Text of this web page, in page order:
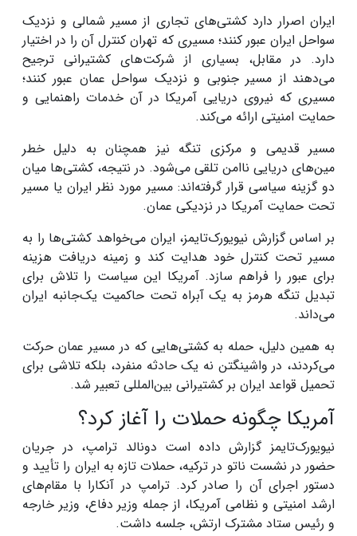
ایران اصرار دارد کشتی‌های تجاری از مسیر شمالی و نزدیک
سواحل ایران عبور کنند؛ مسیری که تهران کنترل آن را در اختیار
دارد. در مقابل، بسیاری از شرکت‌های کشتیرانی ترجیح
می‌دهند از مسیر جنوبی و نزدیک سواحل عمان عبور کنند؛
مسیری که نیروی دریایی آمریکا در آن خدمات راهنمایی و
حمایت امنیتی ارائه می‌کند.
مسیر قدیمی و مرکزی تنگه نیز همچنان به دلیل خطر
مین‌های دریایی ناامن تلقی می‌شود. در نتیجه، کشتی‌ها میان
دو گزینه سیاسی قرار گرفته‌اند: مسیر مورد نظر ایران یا مسیر
تحت حمایت آمریکا در نزدیکی عمان.
بر اساس گزارش نیویورک‌تایمز، ایران می‌خواهد کشتی‌ها را به
مسیر تحت کنترل خود هدایت کند و زمینه دریافت هزینه
برای عبور را فراهم سازد. آمریکا این سیاست را تلاش برای
تبدیل تنگه هرمز به یک آبراه تحت حاکمیت یک‌جانبه ایران
می‌داند.
به همین دلیل، حمله به کشتی‌هایی که در مسیر عمان حرکت
می‌کردند، در واشینگتن نه یک حادثه منفرد، بلکه تلاشی برای
تحمیل قواعد ایران بر کشتیرانی بین‌المللی تعبیر شد.
آمریکا چگونه حملات را آغاز کرد؟
نیویورک‌تایمز گزارش داده است دونالد ترامپ، در جریان
حضور در نشست ناتو در ترکیه، حملات تازه به ایران را تأیید و
دستور اجرای آن را صادر کرد. ترامپ در آنکارا با مقام‌های
ارشد امنیتی و نظامی آمریکا، از جمله وزیر دفاع، وزیر خارجه
و رئیس ستاد مشترک ارتش، جلسه داشت.